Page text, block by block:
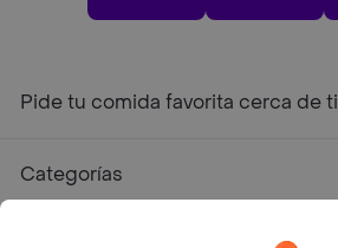
Pide tu comida favorita cerca de ti
Categorías